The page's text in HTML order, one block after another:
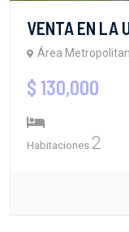
VENTA EN LA
Área
$ 130,000
Habitaciones 2